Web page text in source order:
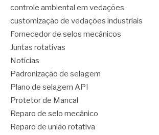
controle ambiental em vedações
customização de vedações industriais
Fornecedor de selos mecânicos
Juntas rotativas
Notícias
Padronização de selagem
Plano de selagem API
Protetor de Mancal
Reparo de selo mecânico
Reparo de união rotativa